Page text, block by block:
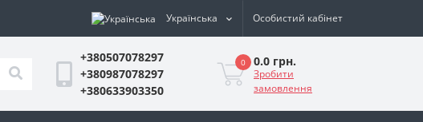
Українська Особистий кабінет
+380507078297
+380987078297
+380633903350
0 0.0 грн.
Зробити
замовлення